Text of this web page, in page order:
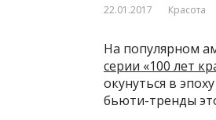
22.01.2017 Красота
На популярном
серии «100 лет
окунуться в
бьюти-тренды